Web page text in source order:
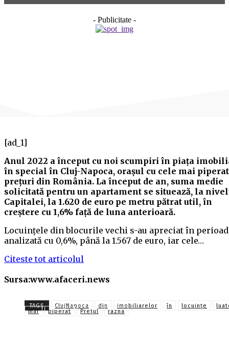
- Publicitate -
[ad_1]
Anul 2022 a început cu noi scumpiri în piața
în special în Cluj-Napoca, orașul cu cele mai
prețuri din România. La început de an, suma medie
solicitată pentru un apartament se situează, la
Capitalei, la 1.620 de euro pe metru pătrat util, în
creștere cu 1,6% față de luna anterioară.
Locuințele din blocurile vechi s-au apreciat în
analizată cu 0,6%, până la 1.567 de euro, iar cele…
Citeste tot articolul
Sursa:www.afaceri.news
TAGS ClujNapoca din imobiliarelor în locuinţe
mai
piperat Prețul razna